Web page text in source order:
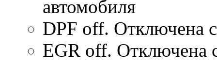
автомобиля
DPF off. Отключена
EGR off. Отключена